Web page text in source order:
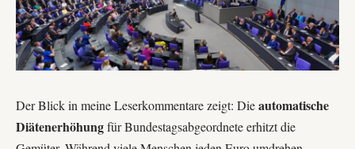
Der Blick in meine Leserkommentare zeigt: Dieautomatische
Diätenerhöhungfür Bundestagsabgeordnete erhitzt die